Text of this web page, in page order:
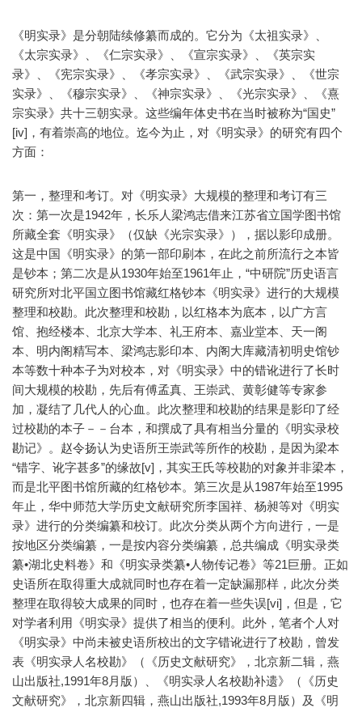
《明实录》是分朝陆续修纂而成的。它分为《太祖实录》、
《太宗实录》、《仁宗实录》、《宣宗实录》、《英宗实
录》、《宪宗实录》、《孝宗实录》、《武宗实录》、《世宗
实录》、《穆宗实录》、《神宗实录》、《光宗实录》、《熹
宗实录》共十三朝实录。这些编年体史书在当时被称为“国史”
[iv]，有着崇高的地位。迄今为止，对《明实录》的研究有四个
方面：
第一，整理和考订。对《明实录》大规模的整理和考订有三
次：第一次是1942年，长乐人梁鸿志借来江苏省立国学图书馆
所藏全套《明实录》（仅缺《光宗实录》），据以影印成册。
这是中国《明实录》的第一部印刷本，在此之前所流行之本皆
是钞本；第二次是从1930年始至1961年止，“中研院”历史语言
研究所对北平国立图书馆藏红格钞本《明实录》进行的大规模
整理和校勘。此次整理和校勘，以红格本为底本，以广方言
馆、抱经楼本、北京大学本、礼王府本、嘉业堂本、天一阁
本、明内阁精写本、梁鸿志影印本、内阁大库藏清初明史馆钞
本等数十种本子为对校本，对《明实录》中的错讹进行了长时
间大规模的校勘，先后有傅孟真、王崇武、黄彰健等专家参
加，凝结了几代人的心血。此次整理和校勘的结果是影印了经
过校勘的本子－－台本，和撰成了具有相当分量的《明实录校
勘记》。赵令扬认为史语所王崇武等所作的校勘，是因为梁本
“错字、讹字甚多”的缘故[v]，其实王氏等校勘的对象并非梁本，
而是北平图书馆所藏的红格钞本。第三次是从1987年始至1995
年止，华中师范大学历史文献研究所李国祥、杨昶等对《明实
录》进行的分类编纂和校订。此次分类从两个方向进行，一是
按地区分类编纂，一是按内容分类编纂，总共编成《明实录类
纂•湖北史料卷》和《明实录类纂•人物传记卷》等21巨册。正如
史语所在取得重大成就同时也存在着一定缺漏那样，此次分类
整理在取得较大成果的同时，也存在着一些失误[vi]，但是，它
对学者利用《明实录》提供了相当的便利。此外，笔者个人对
《明实录》中尚未被史语所校出的文字错讹进行了校勘，曾发
表《明实录人名校勘》（《历史文献研究》，北京新二辑，燕
山出版社,1991年8月版）、《明实录人名校勘补遗》（《历史
文献研究》，北京新四辑，燕山出版社,1993年8月版）及《明